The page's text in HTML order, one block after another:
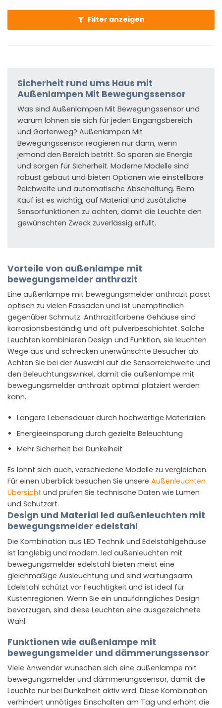
Filter anzeigen
Sicherheit rund ums Haus mit
Außenlampen Mit Bewegungssensor
Was sind Außenlampen Mit Bewegungssensor und
warum lohnen sie sich für jeden Eingangsbereich
und Gartenweg? Außenlampen Mit
Bewegungssensor reagieren nur dann, wenn
jemand den Bereich betritt. So sparen sie Energie
und sorgen für Sicherheit. Moderne Modelle sind
robust gebaut und bieten Optionen wie einstellbare
Reichweite und automatische Abschaltung. Beim
Kauf ist es wichtig, auf Material und zusätzliche
Sensorfunktionen zu achten, damit die Leuchte den
gewünschten Zweck zuverlässig erfüllt.
Vorteile von außenlampe mit
bewegungsmelder anthrazit
Eine außenlampe mit bewegungsmelder anthrazit passt
optisch zu vielen Fassaden und ist unempfindlich
gegenüber Schmutz. Anthrazitfarbene Gehäuse sind
korrosionsbeständig und oft pulverbeschichtet. Solche
Leuchten kombinieren Design und Funktion, sie leuchten
Wege aus und schrecken unerwünschte Besucher ab.
Achten Sie bei der Auswahl auf die Sensorreichweite und
den Beleuchtungswinkel, damit die außenlampe mit
bewegungsmelder anthrazit optimal platziert werden
kann.
Längere Lebensdauer durch hochwertige Materialien
Energieeinsparung durch gezielte Beleuchtung
Mehr Sicherheit bei Dunkelheit
Es lohnt sich auch, verschiedene Modelle zu vergleichen.
Für einen Überblick besuchen Sie unsere Außenleuchten
Übersicht und prüfen Sie technische Daten wie Lumen
und Schutzart.
Design und Material led außenleuchten mit
bewegungsmelder edelstahl
Die Kombination aus LED Technik und Edelstahlgehäuse
ist langlebig und modern. led außenleuchten mit
bewegungsmelder edelstahl bieten meist eine
gleichmäßige Ausleuchtung und sind wartungsarm.
Edelstahl schützt vor Feuchtigkeit und ist ideal für
Küstenregionen. Wenn Sie ein unaufdringliches Design
bevorzugen, sind diese Leuchten eine ausgezeichnete
Wahl.
Funktionen wie außenlampe mit
bewegungsmelder und dämmerungssensor
Viele Anwender wünschen sich eine außenlampe mit
bewegungsmelder und dämmerungssensor, damit die
Leuchte nur bei Dunkelheit aktiv wird. Diese Kombination
verhindert unnötiges Einschalten am Tag und erhöht die